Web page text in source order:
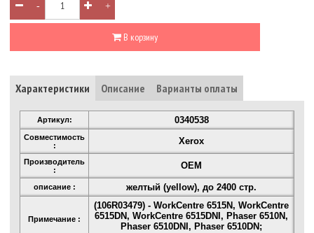
- +
В корзину
Характеристики Описание Варианты оплаты
Артикул: 0340538
Совместимость
:
Xerox
Производитель
:
OEM
описание : желтый (yellow), до 2400 стр.
Примечание :
(106R03479) - WorkCentre 6515N, WorkCentre
6515DN, WorkCentre 6515DNI, Phaser 6510N,
Phaser 6510DNI, Phaser 6510DN;